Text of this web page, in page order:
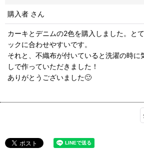
購入者 さん
カーキとデニムの2色を購入しました。と
ックに合わせやすいです。
それと、不織布が付いていると洗濯の時に
しで作っていただきました！
ありがとうございました🙂